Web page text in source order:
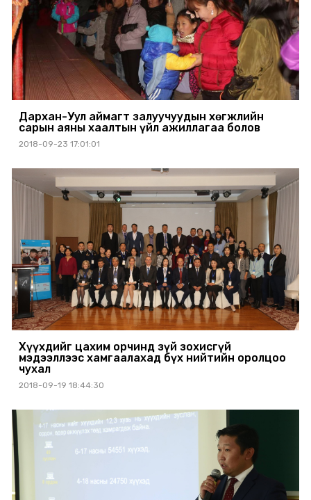
Дархан-Уул аймагт залуучуудын хөгжлийн
сарын аяны хаалтын үйл ажиллагаа болов
2018-09-23 17:01:01
Хүүхдийг цахим орчинд зүй зохисгүй
мэдээллээс хамгаалахад бүх нийтийн оролцоо
чухал
2018-09-19 18:44:30